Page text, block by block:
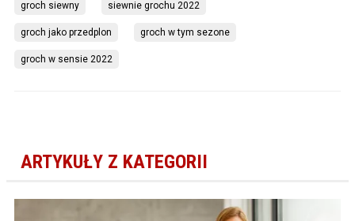
groch siewny siewnie grochu 2022
groch jako przedplon groch w tym sezone
groch w sensie 2022
ARTYKUŁY Z KATEGORII